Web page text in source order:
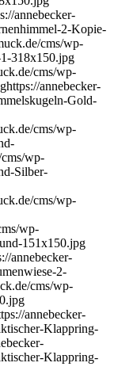
annebecker-
2-Kopie-
cms/wp-
318x150.jpg
cms/wp-
https://annebecker-
Gold-
cms/wp-
wp-
Silber-
cms/wp-
wp-
151x150.jpg
annebecker-
2-
cms/wp-
annebecker-
Klappring-
Klappring-